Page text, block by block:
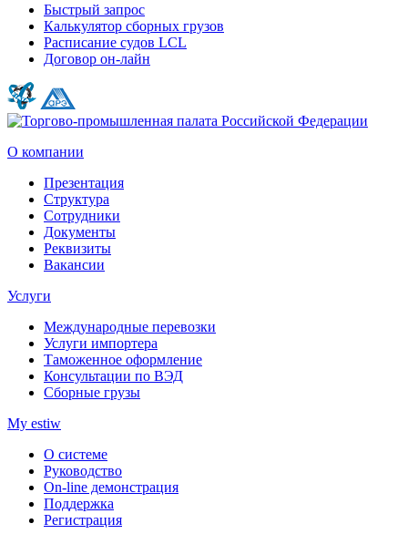
Быстрый запрос
Калькулятор сборных грузов
Расписание судов LCL
Договор он-лайн
О компании
Презентация
Структура
Сотрудники
Документы
Реквизиты
Вакансии
Услуги
Международные перевозки
Услуги импортера
Таможенное оформление
Консультации по ВЭД
Сборные грузы
My estiw
О системе
Руководство
On-line демонстрация
Поддержка
Регистрация